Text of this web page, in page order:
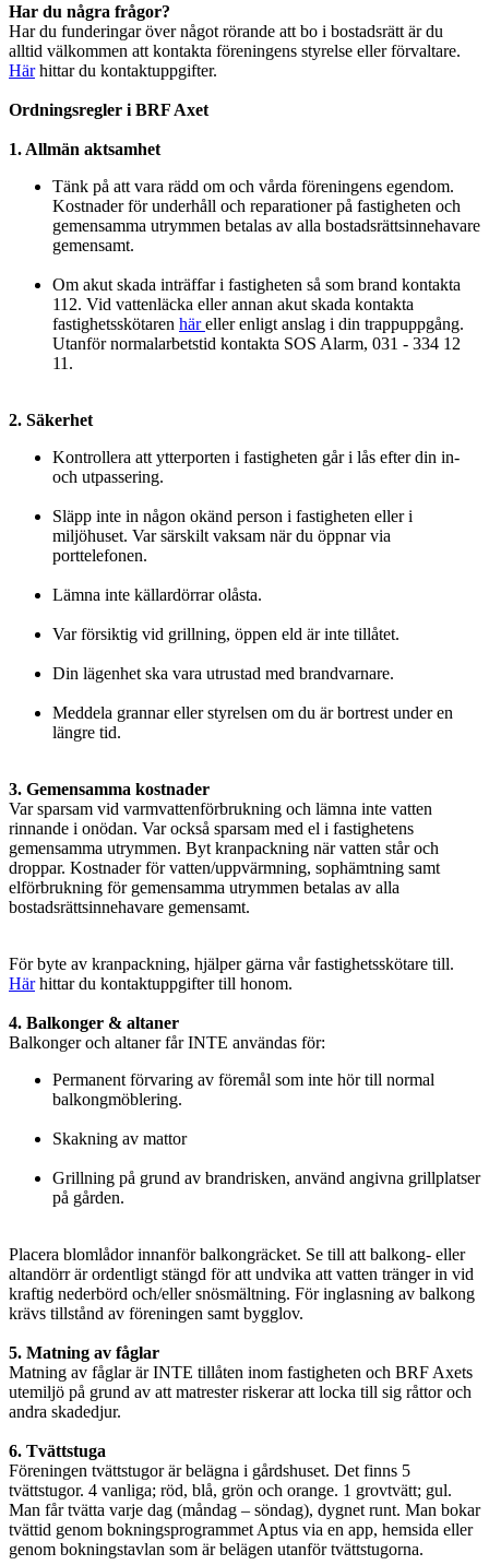
Har du några frågor?
Har du funderingar över något rörande att bo i bostadsrätt är du
alltid välkommen att kontakta föreningens styrelse eller förvaltare.
Härhittar du kontaktuppgifter.
Ordningsregler i BRF Axet
1. Allmän aktsamhet
Tänk på att vara rädd om och vårda föreningens egendom.
Kostnader för underhåll och reparationer på fastigheten och
gemensamma utrymmen betalas av alla bostadsrättsinnehavare
gemensamt.
Om akut skada inträffar i fastigheten så som brand kontakta
112. Vid vattenläcka eller annan akut skada kontakta
fastighetsskötaren häreller enligt anslag i din trappuppgång.
Utanför normalarbetstid kontakta SOS Alarm, 031 - 334 12
11.
2. Säkerhet
Kontrollera att ytterporten i fastigheten går i lås efter din in-
och utpassering.
Släpp inte in någon okänd person i fastigheten eller i
miljöhuset. Var särskilt vaksam när du öppnar via
porttelefonen.
Lämna inte källardörrar olåsta.
Var försiktig vid grillning, öppen eld är inte tillåtet.
Din lägenhet ska vara utrustad med brandvarnare.
Meddela grannar eller styrelsen om du är bortrest under en
längre tid.
3. Gemensamma kostnader
Var sparsam vid varmvattenförbrukning och lämna inte vatten
rinnande i onödan. Var också sparsam med el i fastighetens
gemensamma utrymmen. Byt kranpackning när vatten står och
droppar. Kostnader för vatten/uppvärmning, sophämtning samt
elförbrukning för gemensamma utrymmen betalas av alla
bostadsrättsinnehavare gemensamt.
För byte av kranpackning, hjälper gärna vår fastighetsskötare till.
Härhittar du kontaktuppgifter till honom.
4. Balkonger & altaner
Balkonger och altaner får INTE användas för:
Permanent förvaring av föremål som inte hör till normal
balkongmöblering.
Skakning av mattor
Grillning på grund av brandrisken, använd angivna grillplatser
på gården.
Placera blomlådor innanför balkongräcket. Se till att balkong- eller
altandörr är ordentligt stängd för att undvika att vatten tränger in vid
kraftig nederbörd och/eller snösmältning. För inglasning av balkong
krävs tillstånd av föreningen samt bygglov.
5. Matning av fåglar
Matning av fåglar är INTE tillåten inom fastigheten och BRF Axets
utemiljö på grund av att matrester riskerar att locka till sig råttor och
andra skadedjur.
6. Tvättstuga
Föreningen tvättstugor är belägna i gårdshuset. Det finns 5
tvättstugor. 4 vanliga; röd, blå, grön och orange. 1 grovtvätt; gul.
Man får tvätta varje dag (måndag – söndag), dygnet runt. Man bokar
tvättid genom bokningsprogrammet Aptus via en app, hemsida eller
genom bokningstavlan som är belägen utanför tvättstugorna.